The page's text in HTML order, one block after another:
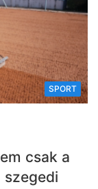
SPORT
csak a
szegedi